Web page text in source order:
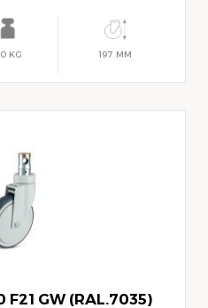
KG 197 MM
F21 GW (RAL.7035)